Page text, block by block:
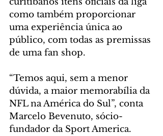
como também proporcionar
uma experiência única ao
público, com todas as premissas
de uma fan shop.
“Temos aqui, sem a menor
dúvida, a maior memorabília da
NFL na América do Sul”, conta
Marcelo Bevenuto, sócio-
fundador da Sport America.